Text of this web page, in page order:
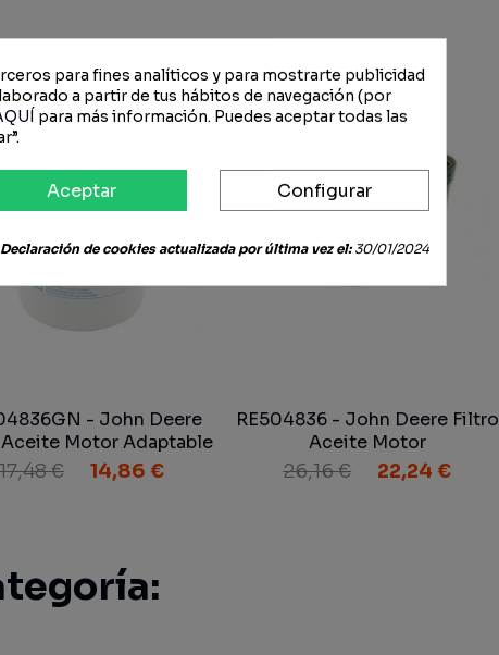
- John Deere
Motor Adaptable
17,48 € 14,86 €
RE504836 - John Deere Filtro
Aceite Motor
26,16 € 22,24 €
para fines analíticos y para mostrarte publicidad
a partir de tus hábitos de navegación (por
para más información. Puedes aceptar todas las
Aceptar Configurar
Declaración de cookies actualizada por última vez el:30/01/2024